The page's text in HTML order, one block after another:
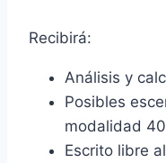
Recibirá:
Análisis y
Posibles
modalidad
Escrito libre